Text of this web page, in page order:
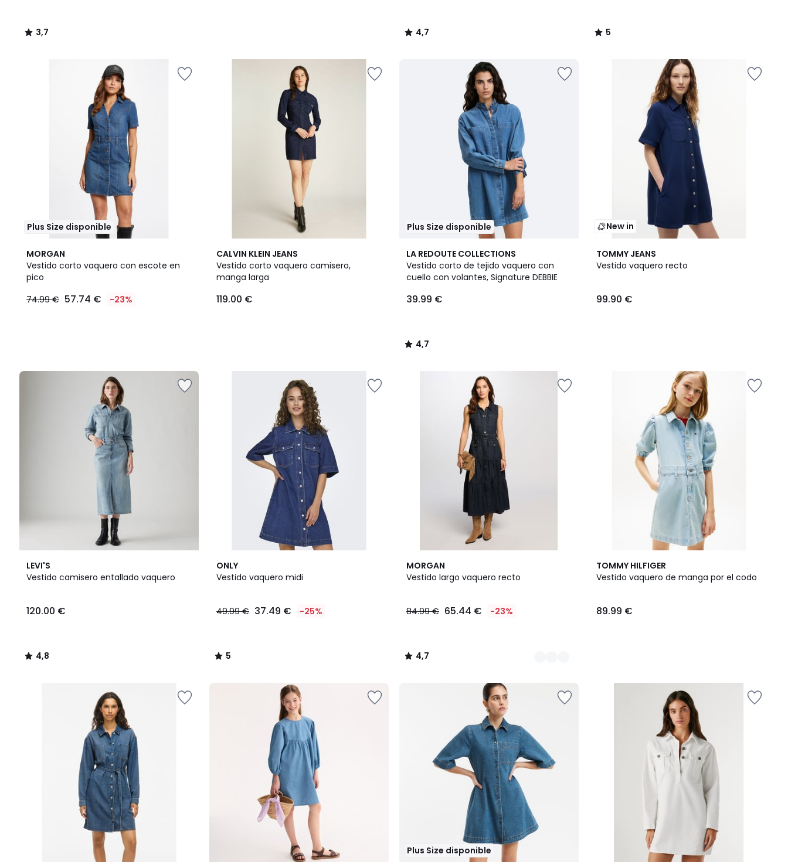
3,7
/
4,7
/
5
/
Plus Size disponible
MORGAN
Vestido corto vaquero con escote en
pico
74.99 € 57.74 € -23%
CALVIN KLEIN JEANS
Vestido corto vaquero camisero,
manga larga
119.00 €
Plus Size disponible
LA REDOUTE COLLECTIONS
Vestido corto de tejido vaquero con
cuello con volantes, Signature DEBBIE
39.99 €
4,7
/ 5
4,7
/
New in
TOMMY JEANS
Vestido vaquero recto
99.90 €
LEVI'S
Vestido camisero entallado vaquero
120.00 €
4,8
/ 5
4,8
/
ONLY
Vestido vaquero midi
49.99 € 37.49 € -25%
5
/
5
/
MORGAN
Vestido largo vaquero recto
84.99 € 65.44 € -23%
4,7
/ 5
2
Colores
4,7
/
TOMMY HILFIGER
Vestido vaquero de manga por el codo
89.99 €
Plus Size disponible